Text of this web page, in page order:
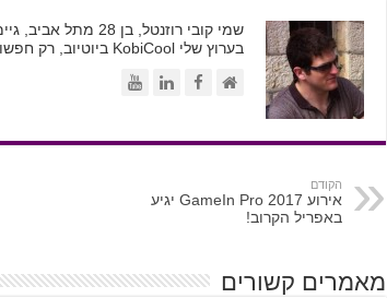
בערוץ שלי KobiCool ביוטיוב, רק חפשו את משקפי השמש
הקודם
אירוע GameIn Pro 2017 יגיע
באפריל הקרוב!
מאמרים קשורים